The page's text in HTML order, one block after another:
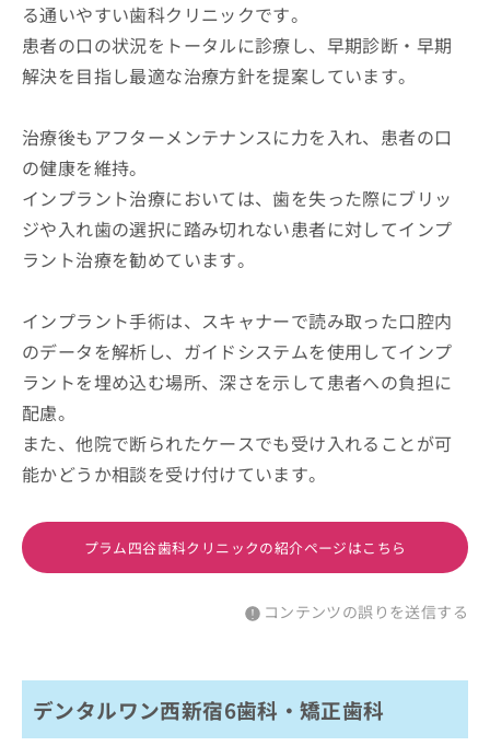
る通いやすい歯科クリニックです。
患者の口の状況をトータルに診療し、早期診断・早期
解決を目指し最適な治療方針を提案しています。
治療後もアフターメンテナンスに力を入れ、患者の口
の健康を維持。
インプラント治療においては、歯を失った際にブリッ
ジや入れ歯の選択に踏み切れない患者に対してインプ
ラント治療を勧めています。
インプラント手術は、スキャナーで読み取った口腔内
のデータを解析し、ガイドシステムを使用してインプ
ラントを埋め込む場所、深さを示して患者への負担に
配慮。
また、他院で断られたケースでも受け入れることが可
能かどうか相談を受け付けています。
プラム四谷歯科クリニックの紹介ページはこちら
コンテンツの誤りを送信する
デンタルワン西新宿6歯科・矯正歯科